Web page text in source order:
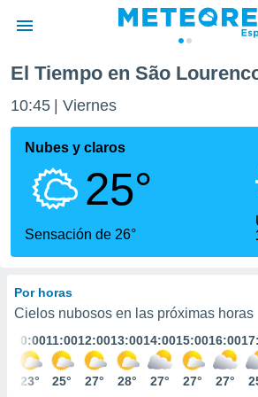
de
por
que se
calidad.
a este
las
y
forma
digital
basada
El Tiempo en São
10:45 Viernes
Nubes y claros
25°
Sensación de 26°
Por horas
Cielos nubosos en las próximas horas
10:00
23°
11:00
25°
12:00
27°
13:00
28°
14:00
27°
15:00
27°
16:00
27°